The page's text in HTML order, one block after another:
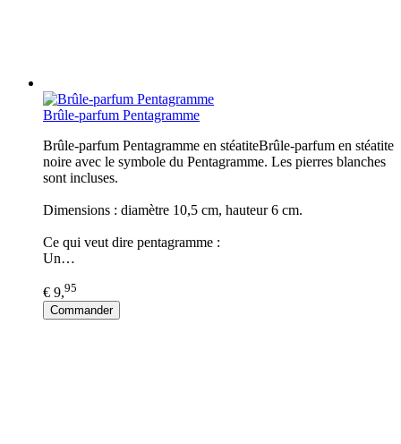
Brûle-parfum Pentagramme
Brûle-parfum Pentagramme en stéatiteBrûle-parfum en stéatite
noire avec le symbole du Pentagramme. Les pierres blanches
sont incluses.
Dimensions : diamètre 10,5 cm, hauteur 6 cm.
Ce qui veut dire pentagramme :
Un…
€ 9,95
Commander